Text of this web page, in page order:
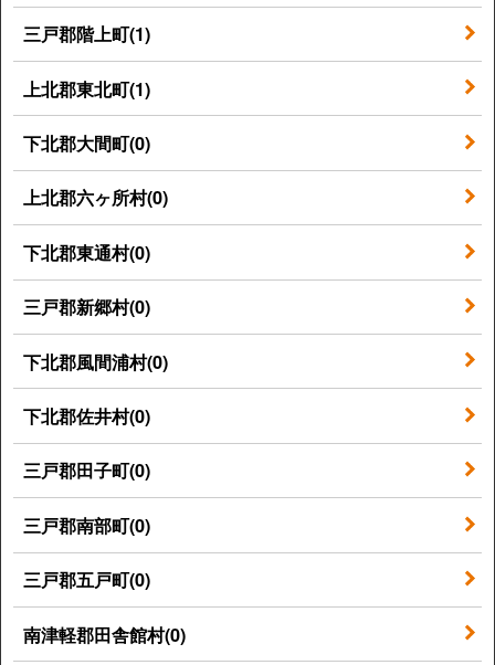
三戸郡階上町(1)
上北郡東北町(1)
下北郡大間町(0)
上北郡六ヶ所村(0)
下北郡東通村(0)
三戸郡新郷村(0)
下北郡風間浦村(0)
下北郡佐井村(0)
三戸郡田子町(0)
三戸郡南部町(0)
三戸郡五戸町(0)
南津軽郡田舎館村(0)